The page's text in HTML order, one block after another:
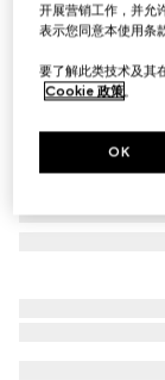
古驰绮梦木兰香
开展营销工作，并允
表示您同意本使用条款
要了解此类技术及其
Cookie 政策。
OK